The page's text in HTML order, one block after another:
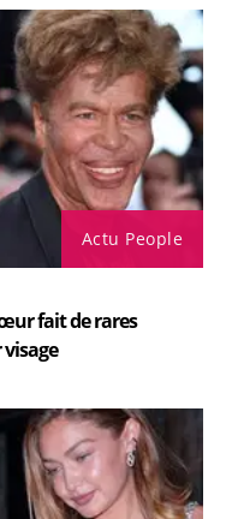
Actu People
fait de rares